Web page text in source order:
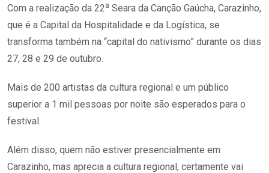
Com a realização da 22a Seara da Canção Gaúcha, Carazinho,
que é a Capital da Hospitalidade e da Logística, se
transforma também na “capital do nativismo” durante os dias
27, 28 e 29 de outubro.
Mais de 200 artistas da cultura regional e um público
superior a 1 mil pessoas por noite são esperados para o
festival.
Além disso, quem não estiver presencialmente em
Carazinho, mas aprecia a cultura regional, certamente vai